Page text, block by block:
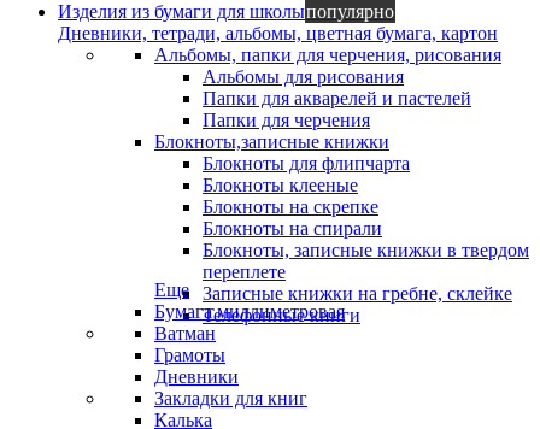
Изделия из бумаги для школыпопулярно
Дневники, тетради, альбомы, цветная бумага, картон
Альбомы, папки для черчения, рисования
Альбомы для рисования
Папки для акварелей и пастелей
Папки для черчения
Блокноты,записные книжки
Блокноты для флипчарта
Блокноты клееные
Блокноты на скрепке
Блокноты на спирали
Блокноты, записные книжки в твердом
переплете
Записные книжки на гребне, склейке
Телефонные книги
Еще
Бумага миллиметровая
Ватман
Грамоты
Дневники
Закладки для книг
Калька